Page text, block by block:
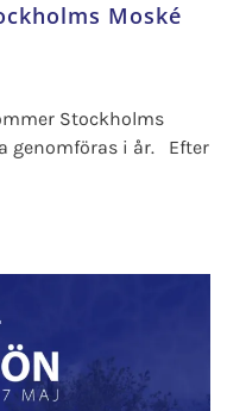
Moské
Stockholms
genomföras i år. Efter